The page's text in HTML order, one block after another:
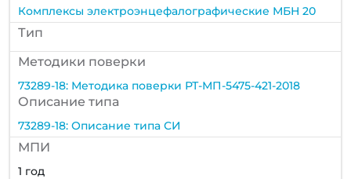
Комплексы электроэнцефалографические МБН 20
Тип
Методики поверки
73289-18: Методика поверки РТ-МП-5475-421-2018
Описание типа
73289-18: Описание типа СИ
МПИ
1 год